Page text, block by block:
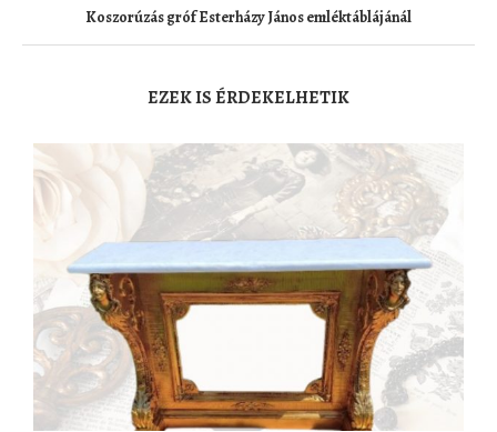
Koszorúzás gróf Esterházy János emléktáblájánál
EZEK IS ÉRDEKELHETIK